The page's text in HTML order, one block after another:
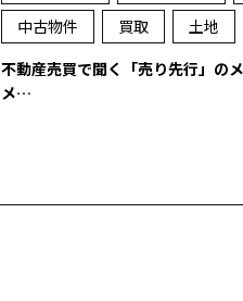
中古物件
買取
土地
不動産売買で聞く「売り先行」の
メ…